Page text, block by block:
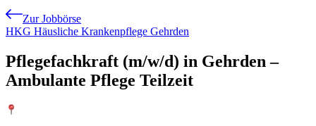
Zur Jobbörse
HKG Häusliche Krankenpflege Gehrden
Pflegefachkraft (m/w/d) in Gehrden –
Ambulante Pflege Teilzeit